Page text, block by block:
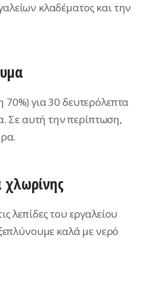
κλαδέματος και την
για 30 δευτερόλεπτα
Σε αυτή την περίπτωση,
λεπίδες του εργαλείου
καλά με νερό